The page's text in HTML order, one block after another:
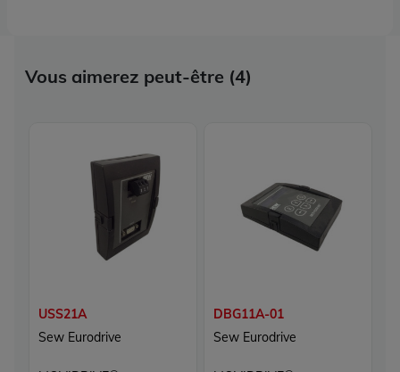
Vous aimerez peut-être (4)
USS21A
Sew Eurodrive
DBG11A-01
Sew Eurodrive